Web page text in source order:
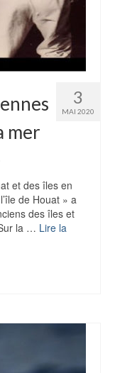
3
MAI 2020
mer
et des îles en
de Houat » a
des îles et
la … Lire la